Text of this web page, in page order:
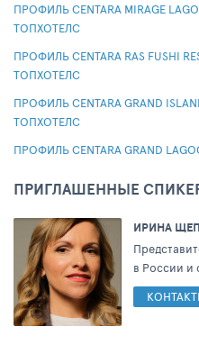
ПРОФИЛЬ CENTARA MIRAGE
ТОПХОТЕЛС
ПРОФИЛЬ CENTARA RAS FUSHI
ТОПХОТЕЛС
ПРОФИЛЬ СENTARA GRAND
ТОПХОТЕЛС
ПРОФИЛЬ CENTARA GRAND
ПРИГЛАШЕННЫЕ
ИРИНА
в России и